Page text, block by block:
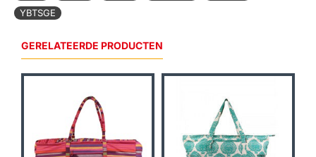
YBTSGE
GERELATEERDE PRODUCTEN